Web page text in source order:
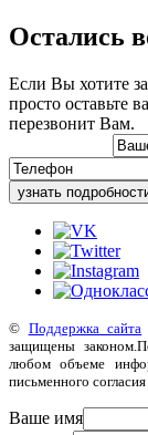
Остались
Если Вы хотите
просто оставьте
перезвонит Вам.
узнать
© Поддержка сайта
защищены
любом объеме
письменного согласия
Ваше имя